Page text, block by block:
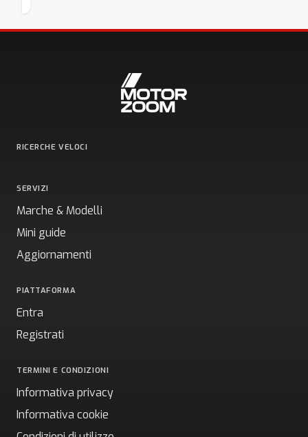
RICERCHE VELOCI
SERVIZI
Marche & Modelli
Mini guide
Aggiornamenti
PIATTAFORMA
Entra
Registrati
TERMINI E CONDIZIONI
Informativa privacy
Informativa cookie